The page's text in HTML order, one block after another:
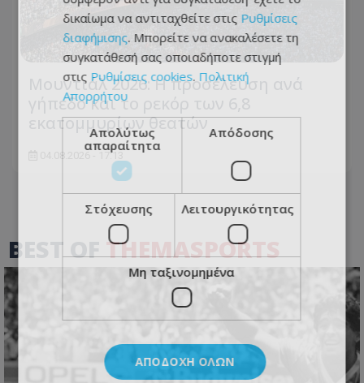
Μουντιάλ 2026: Η προσέλευση ανά
γήπεδο και το ρεκόρ των 6,8
εκατομμυρίων θεατών
04.08.2026 - 17:13
BEST OFTHEMASPORTS
δικαίωμα να αντιταχθείτε στις Ρυθμίσεις
διαφήμισης. Μπορείτε να ανακαλέσετε τη
συγκατάθεσή σας οποιαδήποτε στιγμή
στις Ρυθμίσεις cookies. Πολιτική
Απορρήτου
Απολύτως
απαραίτητα
Απόδοσης
Στόχευσης Λειτουργικότητας
Μη ταξινομημένα
ΑΠΟΔΟΧΉ ΌΛΩΝ